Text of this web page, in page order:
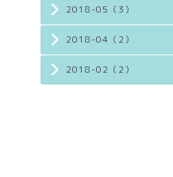
2018-05（3）
2018-04（2）
2018-02（2）